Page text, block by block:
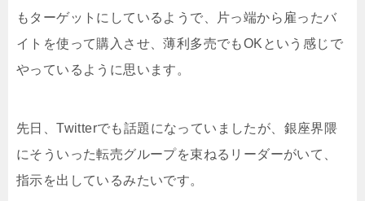
もターゲットにしているようで、片っ端から雇ったバ
イトを使って購入させ、薄利多売でもOKという感じで
やっているように思います。
先日、Twitterでも話題になっていましたが、銀座界隈
にそういった転売グループを束ねるリーダーがいて、
指示を出しているみたいです。